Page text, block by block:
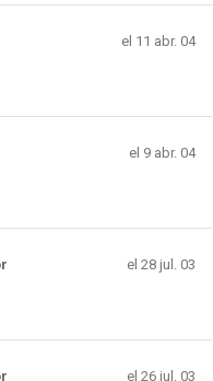
el 11 abr. 04
el 9 abr. 04
el 28 jul. 03
el 26 jul. 03